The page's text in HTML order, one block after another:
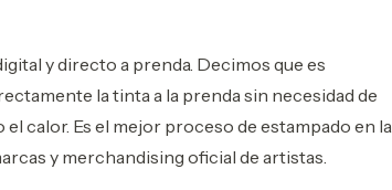
y directo a prenda. Decimos que es
la tinta a la prenda sin necesidad de
calor. Es el mejor proceso de estampado en la
y merchandising oficial de artistas.